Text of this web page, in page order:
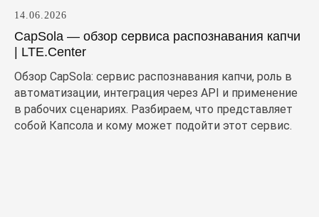
14.06.2026
CapSola — обзор сервиса распознавания капчи
| LTE.Center
Обзор CapSola: сервис распознавания капчи, роль в
автоматизации, интеграция через API и применение
в рабочих сценариях. Разбираем, что представляет
собой Капсола и кому может подойти этот сервис.